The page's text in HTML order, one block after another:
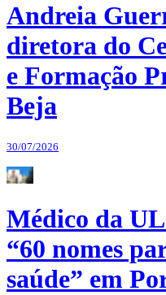
Andreia
diretora do
e Formação
Beja
30/07/2026
Médico da
“60 nomes
saúde” em